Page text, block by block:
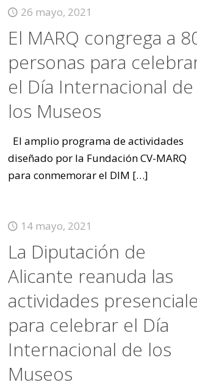
26 mayo, 2021
El MARQ congrega a
personas para
el Día Internacional de
los Museos
El amplio programa de actividades
diseñado por la Fundación CV-MARQ
para conmemorar el DIM […]
14 mayo, 2021
La Diputación de
Alicante reanuda las
actividades
para celebrar el Día
Internacional de los
Museos